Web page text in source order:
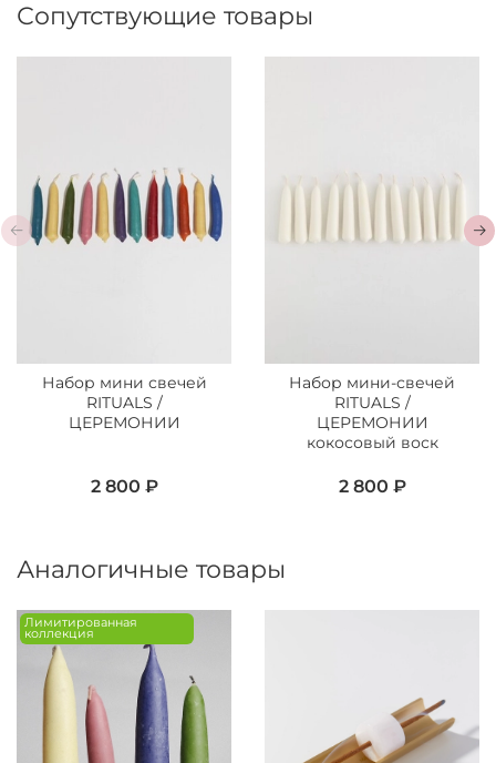
Сопутствующие товары
Набор мини свечей
RITUALS /
ЦЕРЕМОНИИ
2 800 ₽
Набор мини-свечей
RITUALS /
ЦЕРЕМОНИИ
кокосовый воск
2 800 ₽
Аналогичные товары
Лимитированная
коллекция